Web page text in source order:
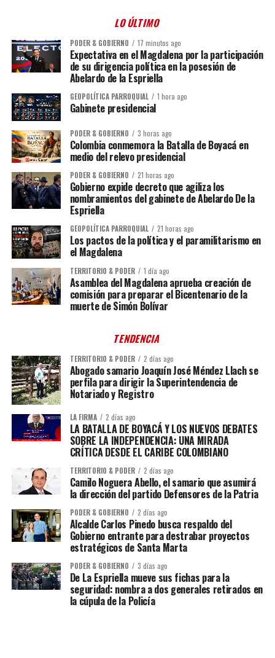
LO ÚLTIMO
PODER & GOBIERNO 17 minutos ago
Expectativa en el Magdalena por la participación
de su dirigencia política en la posesión de
Abelardo de la Espriella
GEOPOLÍTICA PARROQUIAL 1 hora ago
Gabinete presidencial
PODER & GOBIERNO 3 horas ago
Colombia conmemora la Batalla de Boyacá en
medio del relevo presidencial
PODER & GOBIERNO 21 horas ago
Gobierno expide decreto que agiliza los
nombramientos del gabinete de Abelardo De la
Espriella
GEOPOLÍTICA PARROQUIAL 21 horas ago
Los pactos de la política y el paramilitarismo en
el Magdalena
TERRITORIO & PODER 1 día ago
Asamblea del Magdalena aprueba creación de
comisión para preparar el Bicentenario de la
muerte de Simón Bolívar
TENDENCIA
TERRITORIO & PODER 2 días ago
Abogado samario Joaquín José Méndez Llach se
perfila para dirigir la Superintendencia de
Notariado y Registro
LA FIRMA 2 días ago
LA BATALLA DE BOYACÁ Y LOS NUEVOS DEBATES
SOBRE LA INDEPENDENCIA: UNA MIRADA
CRÍTICA DESDE EL CARIBE COLOMBIANO
TERRITORIO & PODER 2 días ago
Camilo Noguera Abello, el samario que asumirá
la dirección del partido Defensores de la Patria
PODER & GOBIERNO 2 días ago
Alcalde Carlos Pinedo busca respaldo del
Gobierno entrante para destrabar proyectos
estratégicos de Santa Marta
PODER & GOBIERNO 3 días ago
De La Espriella mueve sus fichas para la
seguridad: nombra a dos generales retirados en
la cúpula de la Policía